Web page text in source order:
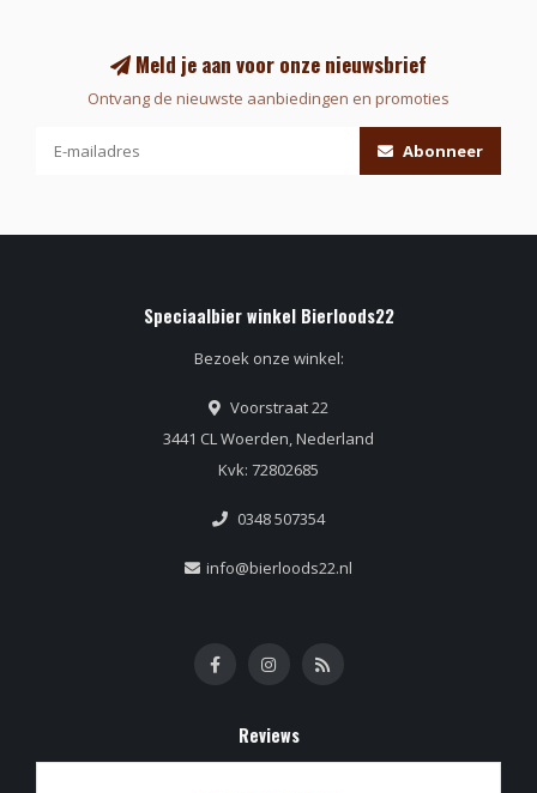
Meld je aan voor onze nieuwsbrief
Ontvang de nieuwste aanbiedingen en promoties
Abonneer
Speciaalbier winkel Bierloods22
Bezoek onze winkel:
Voorstraat 22
3441 CL Woerden, Nederland
Kvk: 72802685
0348 507354
info@bierloods22.nl
Reviews